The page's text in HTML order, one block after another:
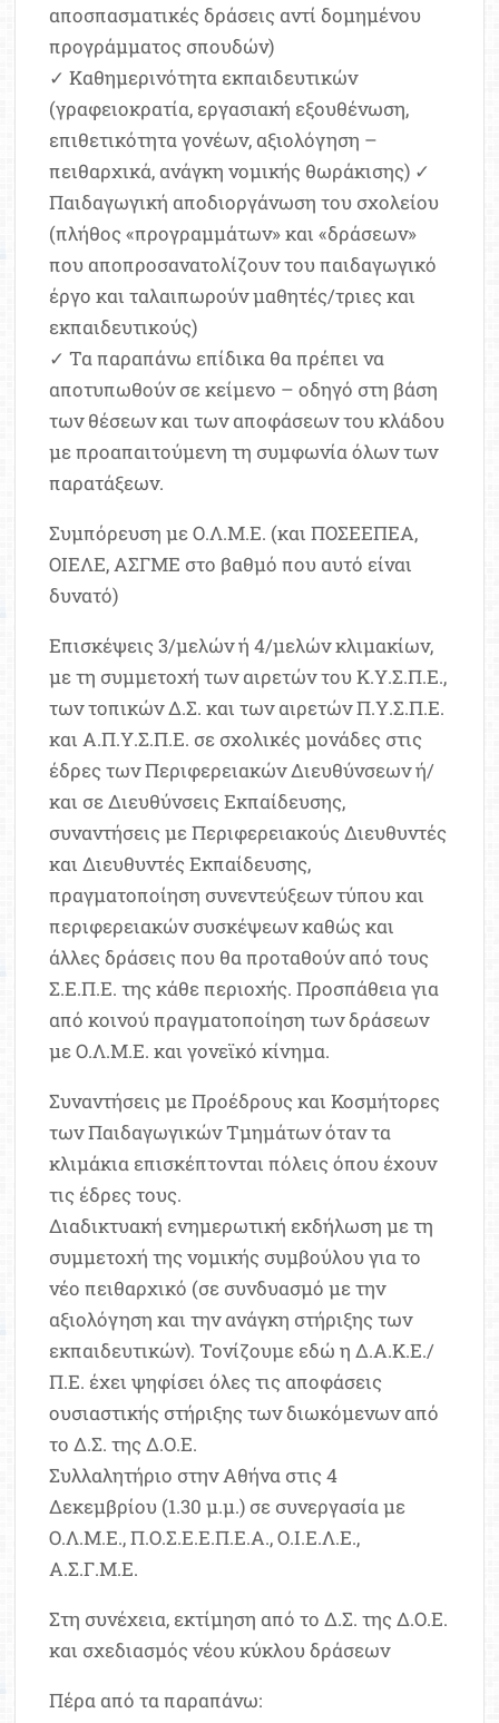
αποσπασματικές δράσεις αντί δομημένου
προγράμματος σπουδών)
✓ Καθημερινότητα εκπαιδευτικών
(γραφειοκρατία, εργασιακή εξουθένωση,
επιθετικότητα γονέων, αξιολόγηση –
πειθαρχικά, ανάγκη νομικής θωράκισης) ✓
Παιδαγωγική αποδιοργάνωση του σχολείου
(πλήθος «προγραμμάτων» και «δράσεων»
που αποπροσανατολίζουν του παιδαγωγικό
έργο και ταλαιπωρούν μαθητές/τριες και
εκπαιδευτικούς)
✓ Τα παραπάνω επίδικα θα πρέπει να
αποτυπωθούν σε κείμενο – οδηγό στη βάση
των θέσεων και των αποφάσεων του κλάδου
με προαπαιτούμενη τη συμφωνία όλων των
παρατάξεων.
Συμπόρευση με Ο.Λ.Μ.Ε. (και ΠΟΣΕΕΠΕΑ,
ΟΙΕΛΕ, ΑΣΓΜΕ στο βαθμό που αυτό είναι
δυνατό)
Επισκέψεις 3/μελών ή 4/μελών κλιμακίων,
με τη συμμετοχή των αιρετών του Κ.Υ.Σ.Π.Ε.,
των τοπικών Δ.Σ. και των αιρετών Π.Υ.Σ.Π.Ε.
και Α.Π.Υ.Σ.Π.Ε. σε σχολικές μονάδες στις
έδρες των Περιφερειακών Διευθύνσεων ή/
και σε Διευθύνσεις Εκπαίδευσης,
συναντήσεις με Περιφερειακούς Διευθυντές
και Διευθυντές Εκπαίδευσης,
πραγματοποίηση συνεντεύξεων τύπου και
περιφερειακών συσκέψεων καθώς και
άλλες δράσεις που θα προταθούν από τους
Σ.Ε.Π.Ε. της κάθε περιοχής. Προσπάθεια για
από κοινού πραγματοποίηση των δράσεων
με Ο.Λ.Μ.Ε. και γονεϊκό κίνημα.
Συναντήσεις με Προέδρους και Κοσμήτορες
των Παιδαγωγικών Τμημάτων όταν τα
κλιμάκια επισκέπτονται πόλεις όπου έχουν
τις έδρες τους.
Διαδικτυακή ενημερωτική εκδήλωση με τη
συμμετοχή της νομικής συμβούλου για το
νέο πειθαρχικό (σε συνδυασμό με την
αξιολόγηση και την ανάγκη στήριξης των
εκπαιδευτικών). Τονίζουμε εδώ η Δ.Α.Κ.Ε./
Π.Ε. έχει ψηφίσει όλες τις αποφάσεις
ουσιαστικής στήριξης των διωκόμενων από
το Δ.Σ. της Δ.Ο.Ε.
Συλλαλητήριο στην Αθήνα στις 4
Δεκεμβρίου (1.30 μ.μ.) σε συνεργασία με
Ο.Λ.Μ.Ε., Π.Ο.Σ.Ε.Ε.Π.Ε.Α., Ο.Ι.Ε.Λ.Ε.,
Α.Σ.Γ.Μ.Ε.
Στη συνέχεια, εκτίμηση από το Δ.Σ. της Δ.Ο.Ε.
και σχεδιασμός νέου κύκλου δράσεων
Πέρα από τα παραπάνω: